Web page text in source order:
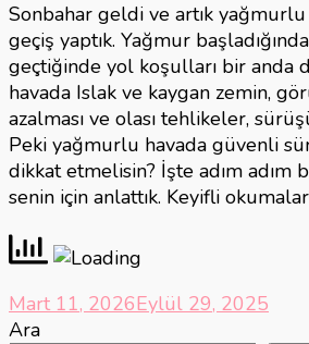
Sonbahar geldi ve artık yağmurlu
geçiş yaptık. Yağmur
geçtiğinde yol koşulları bir anda
havada Islak ve kaygan zemin,
azalması ve olası tehlikeler,
Peki yağmurlu havada güvenli
dikkat etmelisin? İşte adım adım
senin için anlattık. Keyifli
Mart 11, 2026Eylül 29, 2025
Ara